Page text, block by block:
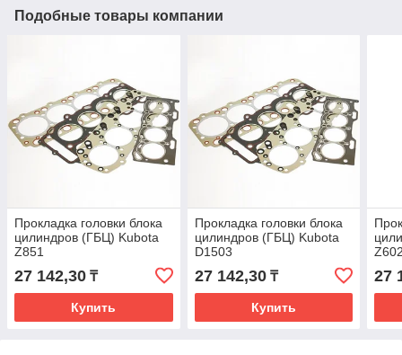
Подобные товары компании
Прокладка головки блока
цилиндров (ГБЦ) Kubota
Z851
27 142,30 ₸
Купить
Прокладка головки блока
цилиндров (ГБЦ) Kubota
D1503
27 142,30₸
Купить
27